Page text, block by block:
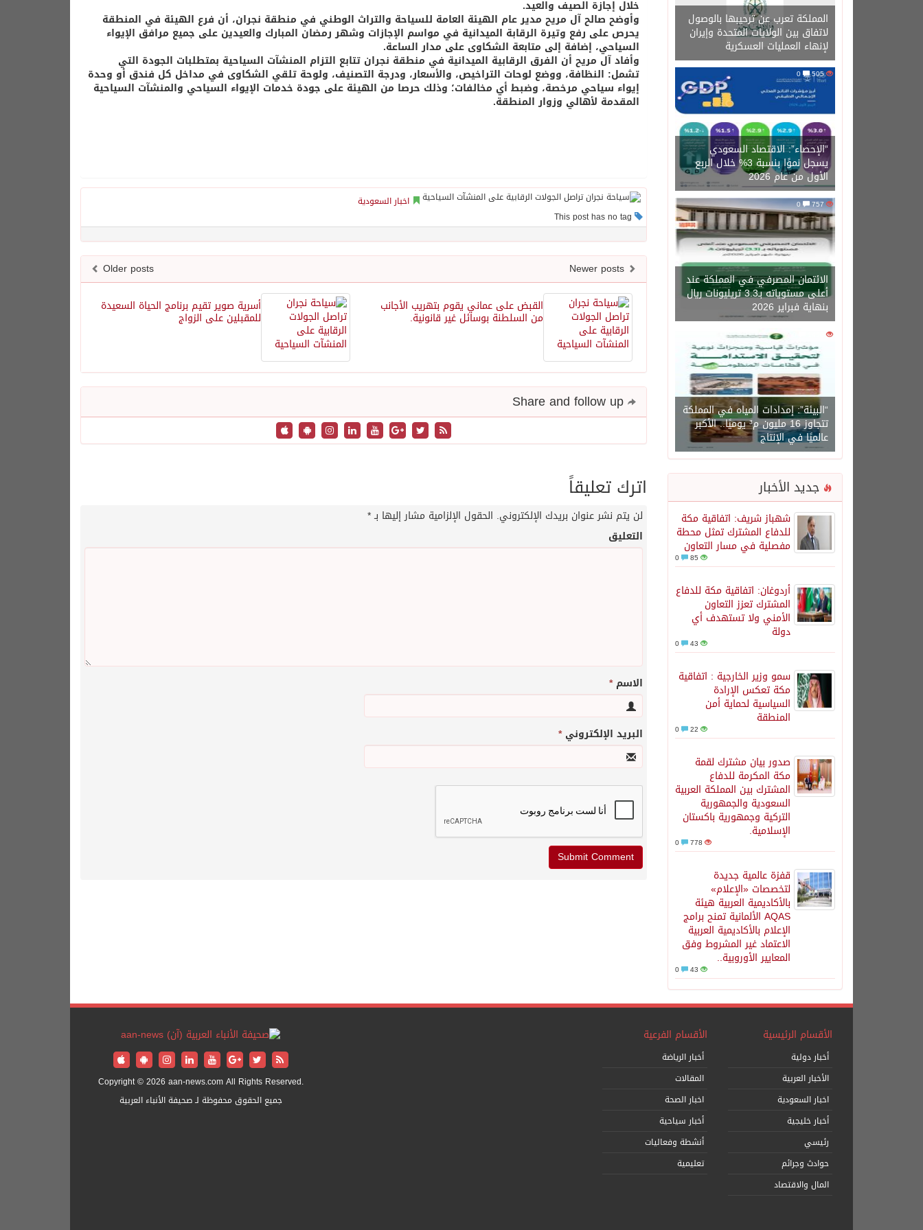
المملكة تعرب عن ترحيبها بالوصول
لاتفاق بين الولايات المتحدة وإيران
لإنهاء العمليات العسكرية
505
“الإحصاء”: الاقتصاد السعودي
يسجل نموًا بنسبة 3% خلال الربع
الأول من عام 2026
757
0
الائتمان المصرفي في المملكة عند
أعلى مستوياته بـ3.3 تريليونات ريال
بنهاية فبراير 2026
1450
“البيئة”: إمدادات المياه في المملكة
تتجاوز 16 مليون م³ يوميًا.. الأكبر
عالميًا في الإنتاج
جديد الأخبار
شهباز شريف: اتفاقية مكة
للدفاع المشترك تمثل محطة
مفصلية في مسار التعاون
85
أردوغان: اتفاقية مكة للدفاع
المشترك تعزز التعاون
الأمني ولا تستهدف أي
دولة
43
سمو وزير الخارجية : اتفاقية
مكة تعكس الإرادة
السياسية لحماية أمن
المنطقة
22
صدور بيان مشترك لقمة
مكة المكرمة للدفاع
المشترك بين المملكة العربية
السعودية والجمهورية
التركية وجمهورية باكستان
الإسلامية.
778
قفزة عالمية جديدة
لتخصصات «الإعلام»
بالأكاديمية العربية هيئة
AQAS الألمانية تمنح برامج
الإعلام بالأكاديمية العربية
الاعتماد غير المشروط وفق
المعايير الأوروبية..
43
خلال إجازة الصيف والعيد.
وأوضح صالح آل مريح مدير عام الهيئة العامة للسياحة والتراث الوطني في منطقة نجران، أن فرع الهيئة في المنطقة
يحرص على رفع وتيرة الرقابة الميدانية في مواسم الإجازات وشهر رمضان المبارك والعيدين على جميع مرافق الإيواء
السياحي، إضافة إلى متابعة الشكاوى على مدار الساعة.
وأفاد آل مريح أن الفرق الرقابية الميدانية في منطقة نجران تتابع التزام المنشآت السياحية بمتطلبات الجودة التي
تشمل: النظافة، ووضع ‏لوحات التراخيص، والأسعار، ودرجة التصنيف، ولوحة تلقي الشكاوى في مداخل كل فندق أو وحدة
‏إيواء سياحي مرخصة، وضبط أي مخالفات؛ وذلك حرصا من الهيئة على جودة خدمات الإيواء السياحي والمنشآت السياحية
المقدمة لأهالي وزوار المنطقة.
اخبار السعودية
Older posts
أسرية صوير تقيم برنامج الحياة السعيدة
للمقبلين على الزواج
القبض على عماني يقوم بتهريب الأجانب
من السلطنة بوسائل غير قانونية.
اترك تعليقاً
لن يتم نشر عنوان بريدك الإلكتروني. الحقول الإلزامية مشار إليها بـ*
التعليق
الاسم*
البريد الإلكتروني*
الأقسام الرئيسية
أخبار دولية
الأخبار العربية
اخبار السعودية
أخبار خليجية
رئيسي
حوادث وجرائم
المال والاقتصاد
الأقسام الفرعية
أخبار الرياضة
المقالات
اخبار الصحة
أخبار سياحية
أنشطة وفعاليات
تعليمية
Copyright © 2026 aan-news.com All Rights Reserved.
جميع الحقوق محفوظة لـ صحيفة الأنباء العربية